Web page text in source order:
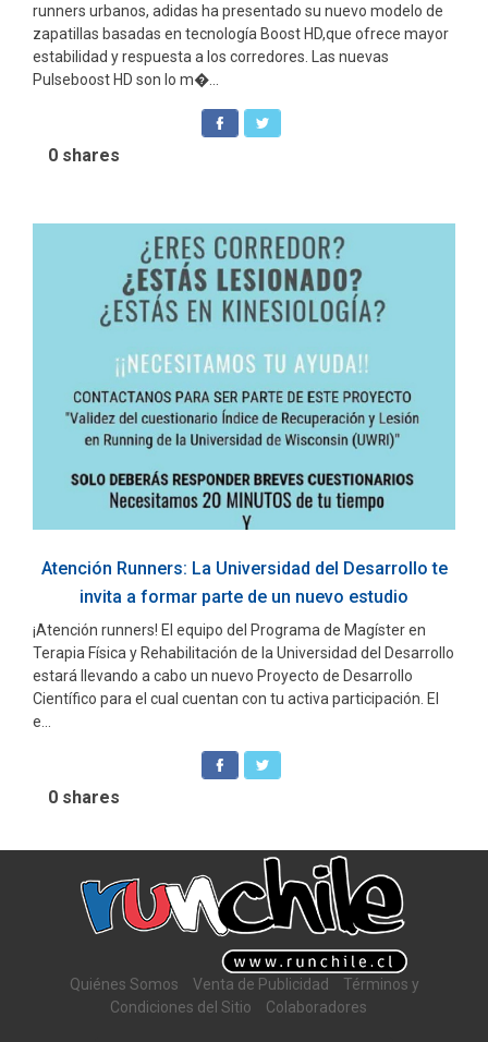
runners urbanos, adidas ha presentado su nuevo modelo de
zapatillas basadas en tecnología Boost HD,que ofrece mayor
estabilidad y respuesta a los corredores. Las nuevas
Pulseboost HD son lo m�...
0 shares
Atención Runners: La Universidad del Desarrollo te
invita a formar parte de un nuevo estudio
¡Atención runners! El equipo del Programa de Magíster en
Terapia Física y Rehabilitación de la Universidad del Desarrollo
estará llevando a cabo un nuevo Proyecto de Desarrollo
Científico para el cual cuentan con tu activa participación. El
e...
0 shares
Quiénes Somos Venta de Publicidad
Términos y
Condiciones del Sitio
Colaboradores